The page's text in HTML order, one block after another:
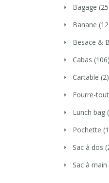
Bagage
Banane
Besace &
Cabas (106)
Cartable (2)
Fourre-tout
Lunch bag
Pochette
Sac à dos
Sac à main